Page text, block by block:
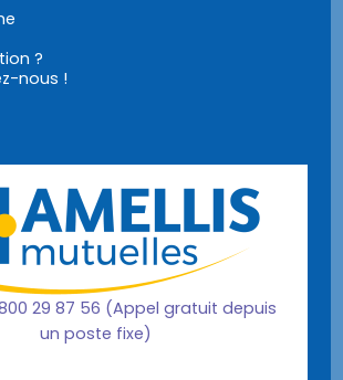
?
nous !
29 87 56 (Appel gratuit depuis
un poste fixe)